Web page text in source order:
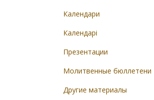
Календари
Календарі
Презентации
Молитвенные бюллетени
Другие материалы